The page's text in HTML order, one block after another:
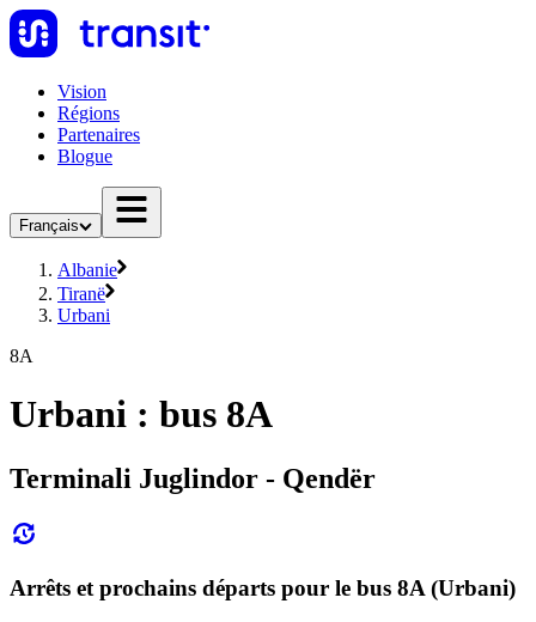
Vision
Régions
Partenaires
Blogue
Français
Albanie
Tiranë
Urbani
8A
Urbani : bus 8A
Terminali Juglindor - Qendër
Arrêts et prochains départs pour le bus 8A (Urbani)